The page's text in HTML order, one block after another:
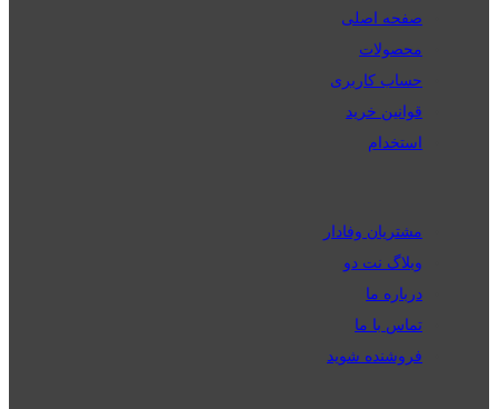
صفحه اصلی
محصولات
حساب کاربری
قوانین خرید
استخدام
مشتریان وفادار
وبلاگ نت دو
درباره ما
تماس با ما
فروشنده شوید